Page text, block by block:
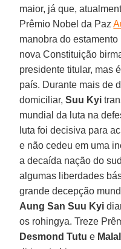
maior, já que,
Prêmio Nobel da Paz
manobra do
nova Constituição
presidente titular, mas
país. Durante mais de
domiciliar,Suu Kyi
mundial da luta na
luta foi decisiva para
e não cedeu em uma
a decaída nação do
algumas liberdades
grande decepção
Aung San Suu Kyi
os rohingya. Treze
Desmond Tutue